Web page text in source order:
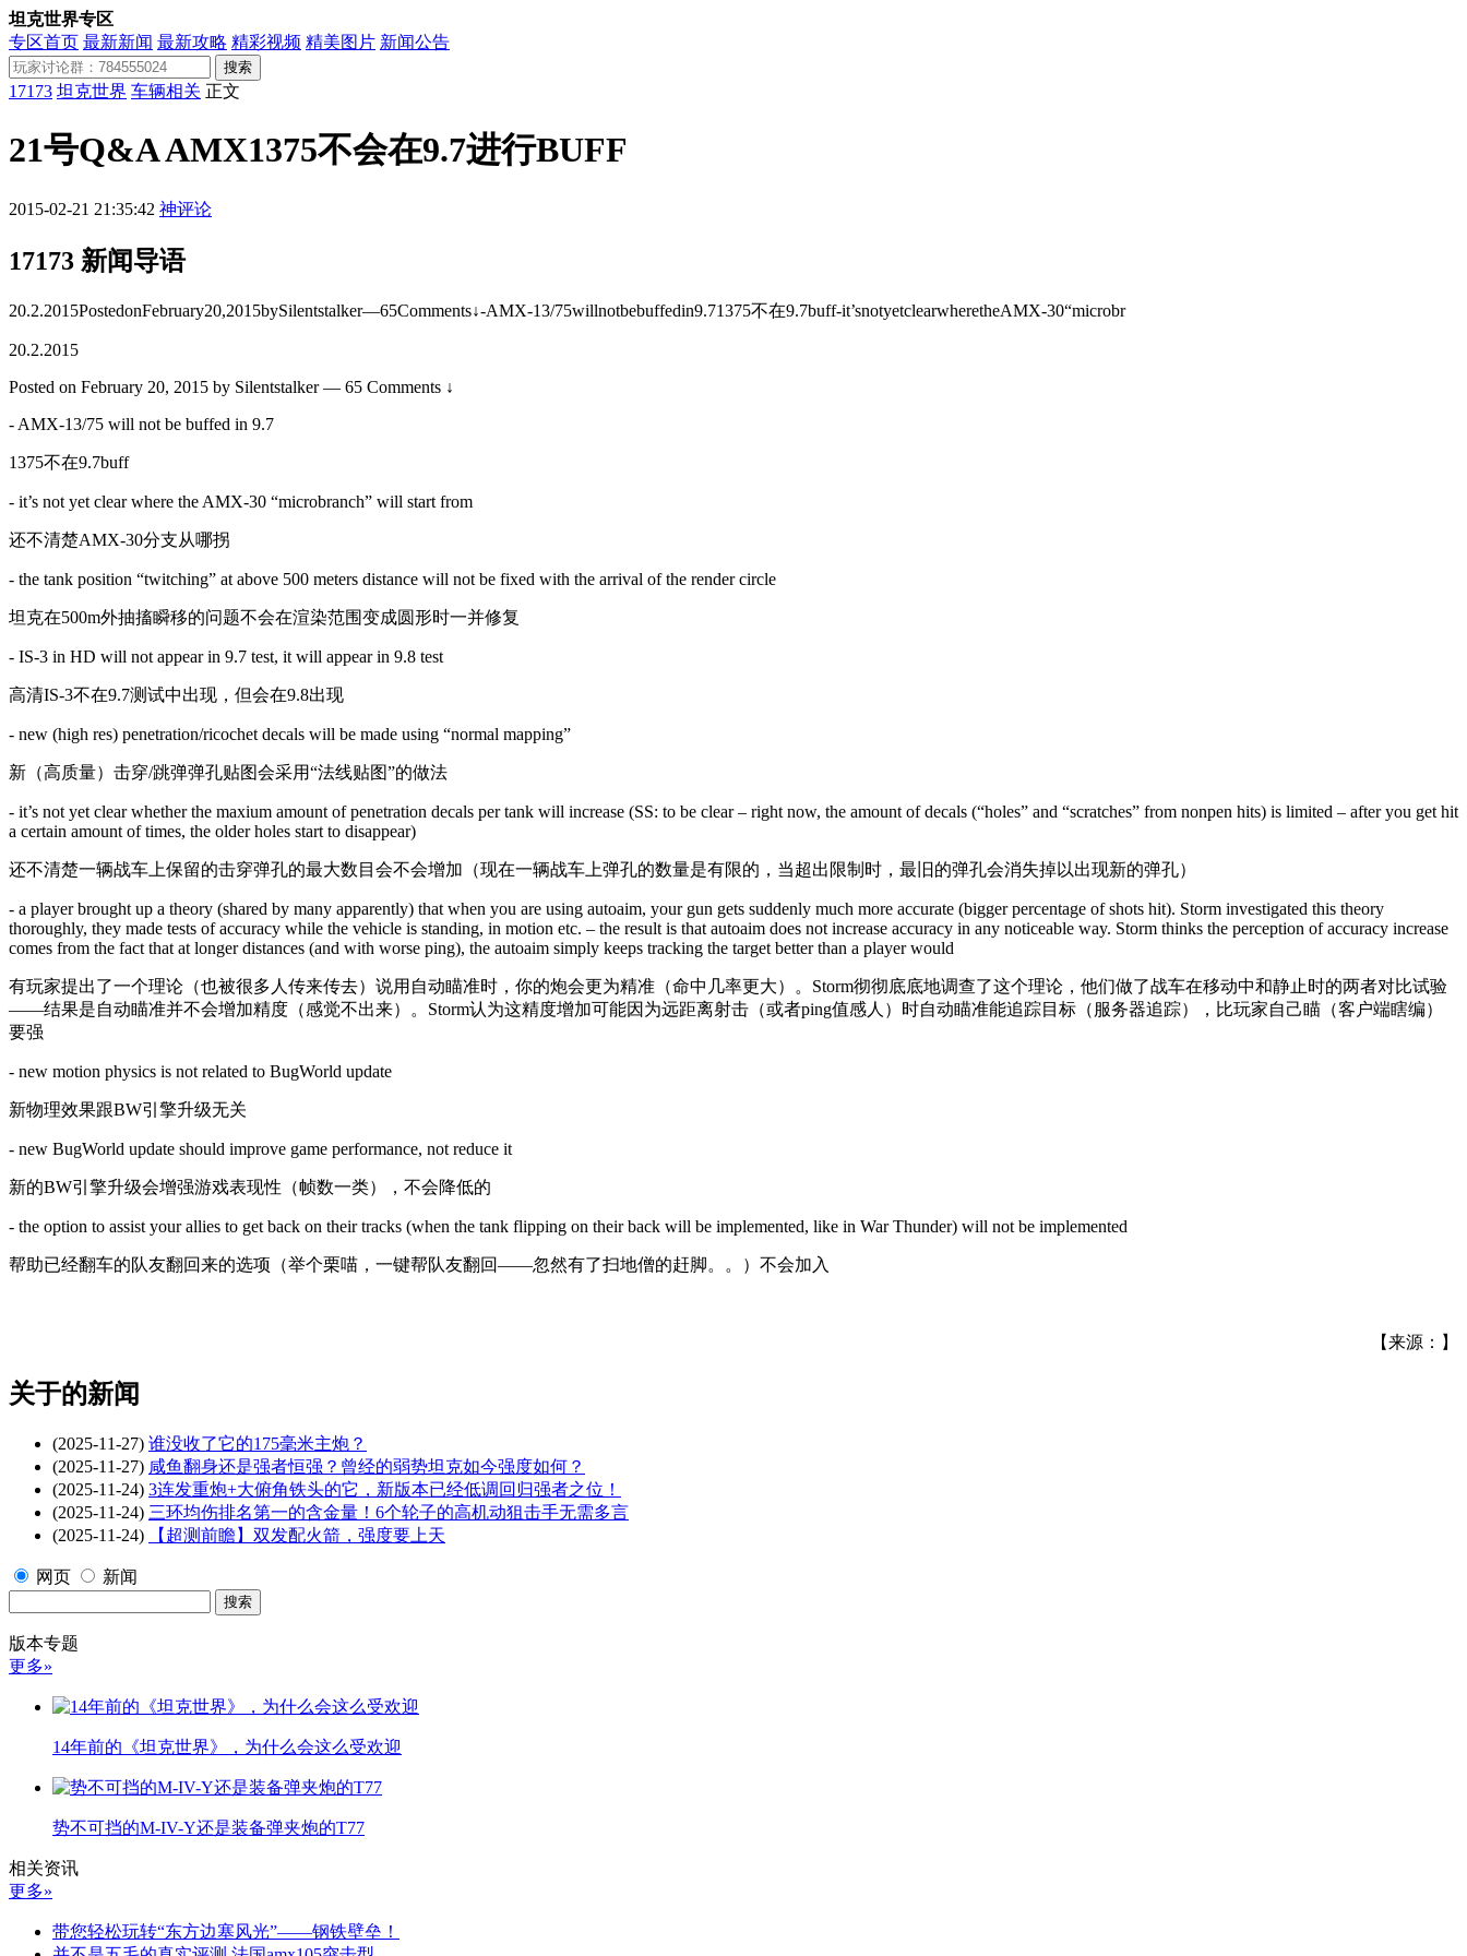
坦克世界专区
专区首页 最新新闻 最新攻略 精彩视频 精美图片 新闻公告
搜索
17173 坦克世界 车辆相关 正文
21号Q&A AMX1375不会在9.7进行BUFF
2015-02-21 21:35:42 神评论
17173 新闻导语
20.2.2015PostedonFebruary20,2015bySilentstalker—65Comments↓-AMX-13/75willnotbebuffedin9.71375不在9.7buff-it’snotyetclearwheretheAMX-30“microbr
20.2.2015
Posted on February 20, 2015 by Silentstalker — 65 Comments ↓
- AMX-13/75 will not be buffed in 9.7
1375不在9.7buff
- it’s not yet clear where the AMX-30 “microbranch” will start from
还不清楚AMX-30分支从哪拐
- the tank position “twitching” at above 500 meters distance will not be fixed with the arrival of the render circle
坦克在500m外抽搐瞬移的问题不会在渲染范围变成圆形时一并修复
- IS-3 in HD will not appear in 9.7 test, it will appear in 9.8 test
高清IS-3不在9.7测试中出现，但会在9.8出现
- new (high res) penetration/ricochet decals will be made using “normal mapping”
新（高质量）击穿/跳弹弹孔贴图会采用“法线贴图”的做法
- it’s not yet clear whether the maxium amount of penetration decals per tank will increase (SS: to be clear – right now, the amount of decals (“holes” and “scratches” from nonpen hits) is limited – after you get hit
a certain amount of times, the older holes start to disappear)
还不清楚一辆战车上保留的击穿弹孔的最大数目会不会增加（现在一辆战车上弹孔的数量是有限的，当超出限制时，最旧的弹孔会消失掉以出现新的弹孔）
- a player brought up a theory (shared by many apparently) that when you are using autoaim, your gun gets suddenly much more accurate (bigger percentage of shots hit). Storm investigated this theory
thoroughly, they made tests of accuracy while the vehicle is standing, in motion etc. – the result is that autoaim does not increase accuracy in any noticeable way. Storm thinks the perception of accuracy increase
comes from the fact that at longer distances (and with worse ping), the autoaim simply keeps tracking the target better than a player would
有玩家提出了一个理论（也被很多人传来传去）说用自动瞄准时，你的炮会更为精准（命中几率更大）。Storm彻彻底底地调查了这个理论，他们做了战车在移动中和静止时的两者对比试验
——结果是自动瞄准并不会增加精度（感觉不出来）。Storm认为这精度增加可能因为远距离射击（或者ping值感人）时自动瞄准能追踪目标（服务器追踪），比玩家自己瞄（客户端瞎编）
要强
- new motion physics is not related to BugWorld update
新物理效果跟BW引擎升级无关
- new BugWorld update should improve game performance, not reduce it
新的BW引擎升级会增强游戏表现性（帧数一类），不会降低的
- the option to assist your allies to get back on their tracks (when the tank flipping on their back will be implemented, like in War Thunder) will not be implemented
帮助已经翻车的队友翻回来的选项（举个栗喵，一键帮队友翻回——忽然有了扫地僧的赶脚。。）不会加入
【来源：】
关于的新闻
(2025-11-27) 谁没收了它的175毫米主炮？
(2025-11-27) 咸鱼翻身还是强者恒强？曾经的弱势坦克如今强度如何？
(2025-11-24) 3连发重炮+大俯角铁头的它，新版本已经低调回归强者之位！
(2025-11-24) 三环均伤排名第一的含金量！6个轮子的高机动狙击手无需多言
(2025-11-24)
【超测前瞻】双发配火箭，强度要上天
网页 新闻
版本专题
更多»
14年前的《坦克世界》，为什么会这么受欢迎
势不可挡的M-IV-Y还是装备弹夹炮的T77
相关资讯
更多»
带您轻松玩转“东方边塞风光”——钢铁壁垒！